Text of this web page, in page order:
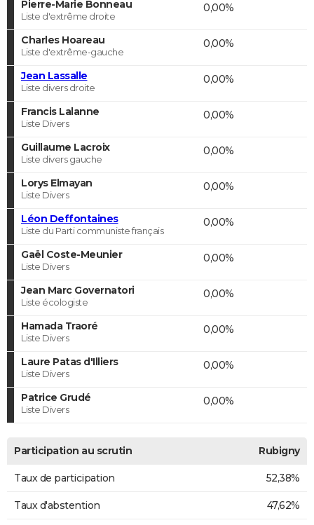
Pierre-Marie Bonneau
Liste d'extrême droite
0,00%
Charles Hoareau
Liste d'extrême-gauche
0,00%
Jean Lassalle
Liste divers droite
0,00%
Francis Lalanne
Liste Divers
0,00%
Guillaume Lacroix
Liste divers gauche
0,00%
Lorys Elmayan
Liste Divers
0,00%
Léon Deffontaines
Liste du Parti communiste français
0,00%
Gaël Coste-Meunier
Liste Divers
0,00%
Jean Marc Governatori
Liste écologiste
0,00%
Hamada Traoré
Liste Divers
0,00%
Laure Patas d'Illiers
Liste Divers
0,00%
Patrice Grudé
Liste Divers
0,00%
Participation au scrutin Rubigny
Taux de participation 52,38%
Taux d'abstention 47,62%